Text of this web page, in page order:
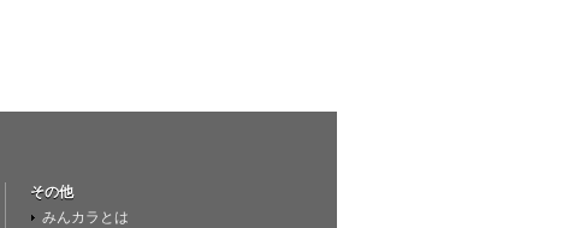
その他
みんカラとは